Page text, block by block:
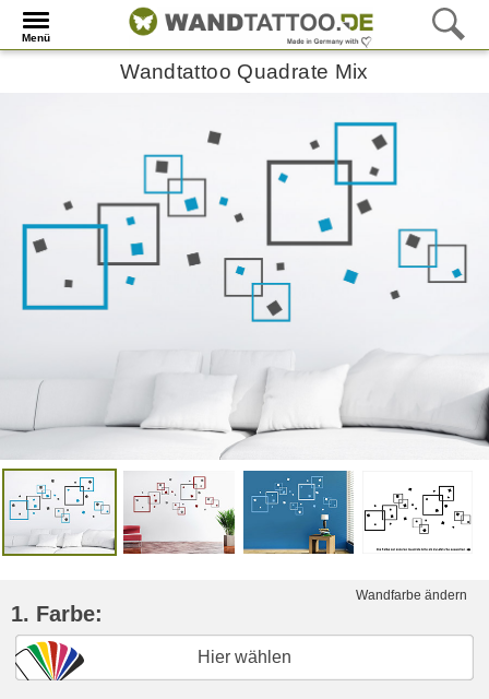
Menü
Wandtattoo Quadrate Mix
Wandfarbe ändern
1. Farbe:
Hier wählen